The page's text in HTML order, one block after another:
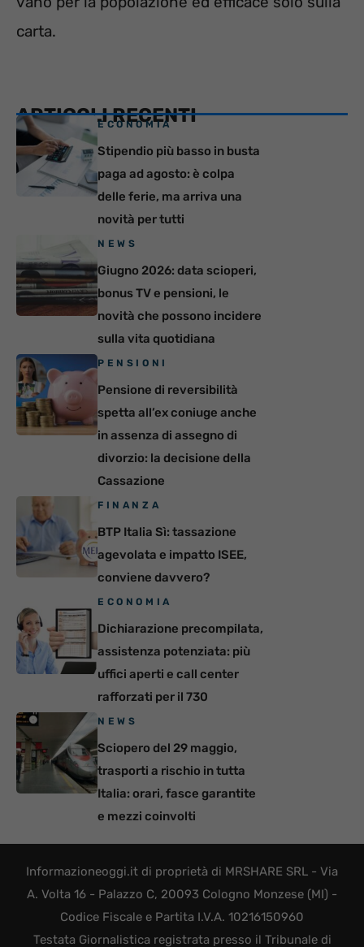
carta.
ARTICOLI RECENTI
ECONOMIA
Stipendio più basso in busta
paga ad agosto: è colpa
delle ferie, ma arriva una
novità per tutti
NEWS
Giugno 2026: data scioperi,
bonus TV e pensioni, le
novità che possono incidere
sulla vita quotidiana
PENSIONI
Pensione di reversibilità
spetta all’ex coniuge anche
in assenza di assegno di
divorzio: la decisione della
Cassazione
FINANZA
BTP Italia Sì: tassazione
agevolata e impatto ISEE,
conviene davvero?
ECONOMIA
Dichiarazione precompilata,
assistenza potenziata: più
uffici aperti e call center
rafforzati per il 730
NEWS
Sciopero del 29 maggio,
trasporti a rischio in tutta
Italia: orari, fasce garantite
e mezzi coinvolti
Informazioneoggi.it di proprietà di MRSHARE SRL - Via
A. Volta 16 - Palazzo C, 20093 Cologno Monzese (MI) -
Codice Fiscale e Partita I.V.A. 10216150960
Testata Giornalistica registrata presso il Tribunale di